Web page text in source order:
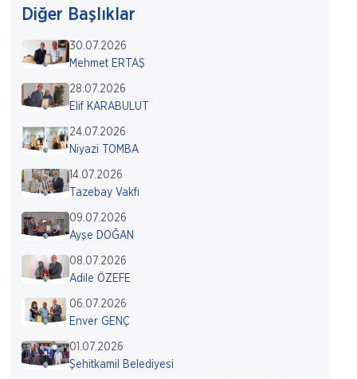
Diğer Başlıklar
30.07.2026
Mehmet ERTAŞ
28.07.2026
Elif KARABULUT
24.07.2026
Niyazi TOMBA
14.07.2026
Tazebay Vakfı
09.07.2026
Ayşe DOĞAN
08.07.2026
Adile ÖZEFE
06.07.2026
Enver GENÇ
01.07.2026
Şehitkamil Belediyesi